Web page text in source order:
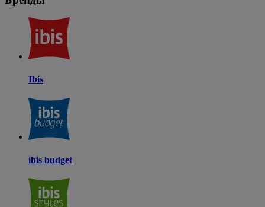
Ibis
ibis budget